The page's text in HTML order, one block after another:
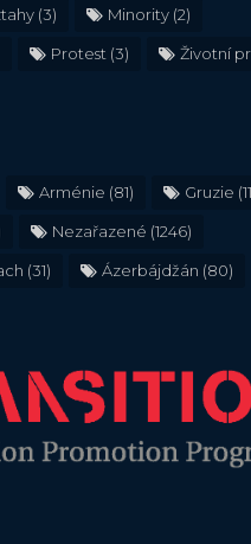
(3) Minority (2)
Protest (3) Životní
Arménie (81) Gruzie
Nezařazené (1246)
(31) Ázerbájdžán (80)